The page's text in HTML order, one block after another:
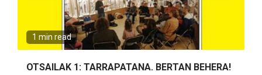
1 min read
OTSAILAK 1: TARRAPATANA. BERTAN BEHERA!